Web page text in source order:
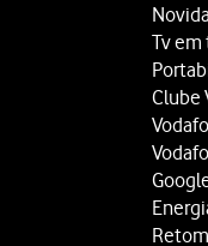
Tv em
Clube